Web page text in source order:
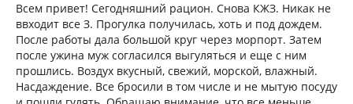
Всем привет! Сегодняшний рацион. Снова КЖЗ. Никак не
ввходит все З. Прогулка получилась, хоть и под дождем.
После работы дала большой круг через морпорт. Затем
после ужина муж согласился выгуляться и еще с ним
прошлись. Воздух вкусный, свежий, морской, влажный.
Насдаждение. Все бросили в том числе и не мытую посуду